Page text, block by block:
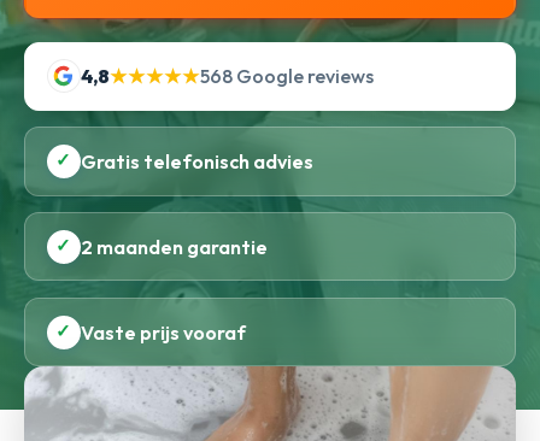
4,8★★★★★568 Google reviews
✓ Gratis telefonisch advies
✓ 2 maanden garantie
✓ Vaste prijs vooraf